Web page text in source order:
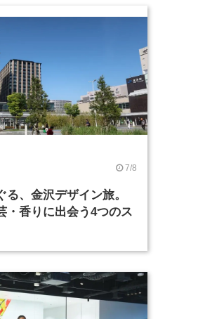
7/8
る、金沢デザイン旅。
・香りに出会う4つのス